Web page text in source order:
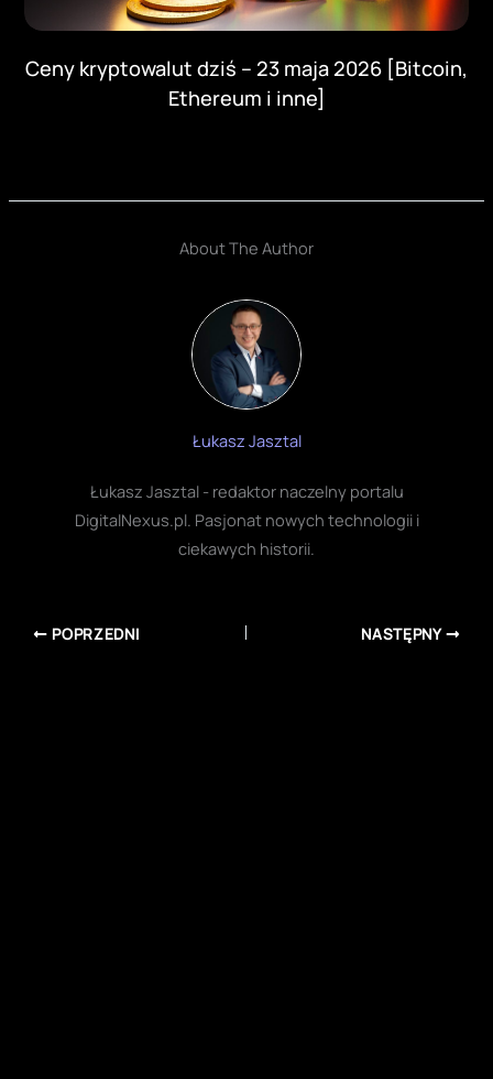
Ceny kryptowalut dziś – 23 maja 2026 [Bitcoin,
Ethereum i inne]
About The Author
Łukasz Jasztal
Łukasz Jasztal - redaktor naczelny portalu
DigitalNexus.pl. Pasjonat nowych technologii i
ciekawych historii.
POPRZEDNI NASTĘPNY